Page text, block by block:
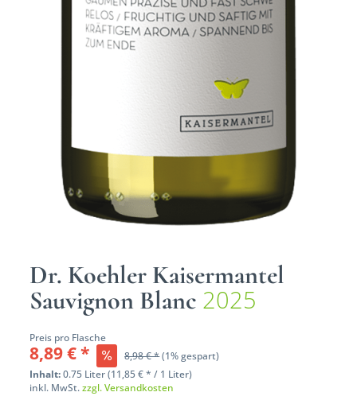
Dr. Koehler Kaisermantel
Sauvignon Blanc 2025
Preis pro Flasche
8,89 € * 8,98 € *(1% gespart)
Inhalt:0.75 Liter (11,85 € * / 1 Liter)
inkl. MwSt.zzgl. Versandkosten